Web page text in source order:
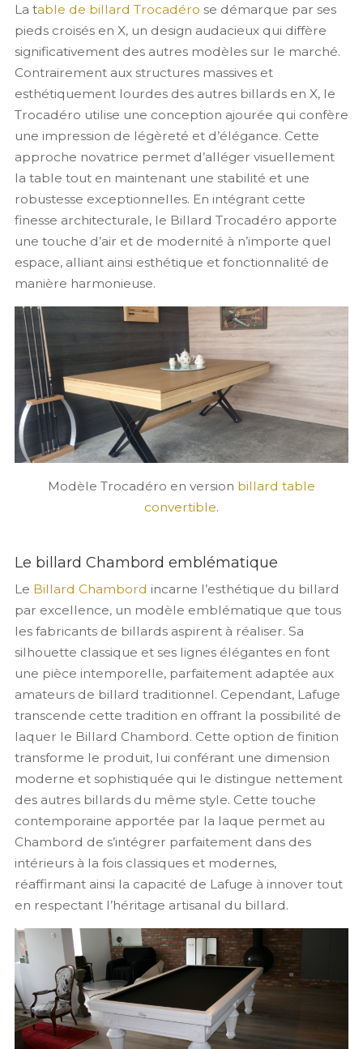
La table de billard Trocadéro se démarque par ses
pieds croisés en X, un design audacieux qui diffère
significativement des autres modèles sur le marché.
Contrairement aux structures massives et
esthétiquement lourdes des autres billards en X, le
Trocadéro utilise une conception ajourée qui confère
une impression de légèreté et d’élégance. Cette
approche novatrice permet d’alléger visuellement
la table tout en maintenant une stabilité et une
robustesse exceptionnelles. En intégrant cette
finesse architecturale, le Billard Trocadéro apporte
une touche d’air et de modernité à n’importe quel
espace, alliant ainsi esthétique et fonctionnalité de
manière harmonieuse.
Modèle Trocadéro en version billard table
convertible.
Le billard Chambord emblématique
Le Billard Chambord incarne l’esthétique du billard
par excellence, un modèle emblématique que tous
les fabricants de billards aspirent à réaliser. Sa
silhouette classique et ses lignes élégantes en font
une pièce intemporelle, parfaitement adaptée aux
amateurs de billard traditionnel. Cependant, Lafuge
transcende cette tradition en offrant la possibilité de
laquer le Billard Chambord. Cette option de finition
transforme le produit, lui conférant une dimension
moderne et sophistiquée qui le distingue nettement
des autres billards du même style. Cette touche
contemporaine apportée par la laque permet au
Chambord de s’intégrer parfaitement dans des
intérieurs à la fois classiques et modernes,
réaffirmant ainsi la capacité de Lafuge à innover tout
en respectant l’héritage artisanal du billard.